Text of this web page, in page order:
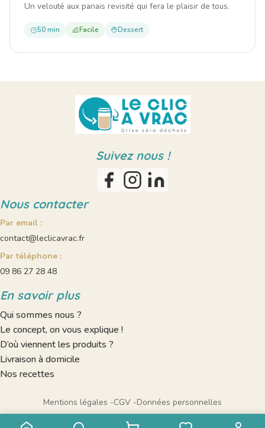
Un velouté aux panais revisité qui fera le plaisir de tous.
50 min Facile Dessert
Nous contacter
Par email :
contact@leclicavrac.fr
Par téléphone :
09 86 27 28 48
En savoir plus
Qui sommes nous ?
Le concept, on vous explique !
D’où viennent les produits ?
Livraison à domicile
Nos recettes
Suivez nous !
Mentions légales CGV Données personnelles